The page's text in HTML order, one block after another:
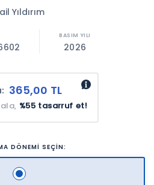
Yıldırım
2026
365,00 TL
%55 tasarruf et!
DÖNEMİ SEÇİN: